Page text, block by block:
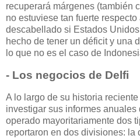
recuperará márgenes (también
no estuviese tan fuerte
descabellado si Estados
hecho de tener un déficit y una
lo que no es el caso de
- Los negocios de Delfi
A lo largo de su historia
investigar sus informes
operado mayoritariamente dos
reportaron en dos divisiones: la